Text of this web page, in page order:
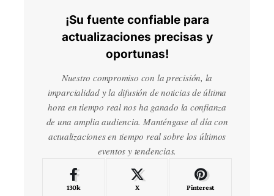
¡Su fuente confiable para
actualizaciones precisas y
oportunas!
Nuestro compromiso con la precisión, la
imparcialidad y la difusión de noticias de última
hora en tiempo real nos ha ganado la confianza
de una amplia audiencia. Manténgase al día con
actualizaciones en tiempo real sobre los últimos
eventos y tendencias.
130k X Pinterest